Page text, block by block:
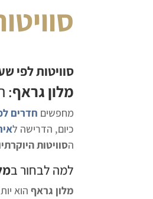
סוויטות לפי
מלון גראף:
מחפשים חדרים
כיום, הדרישה ל
הסוויטות
למה לבחור ב
מלון גראף הוא